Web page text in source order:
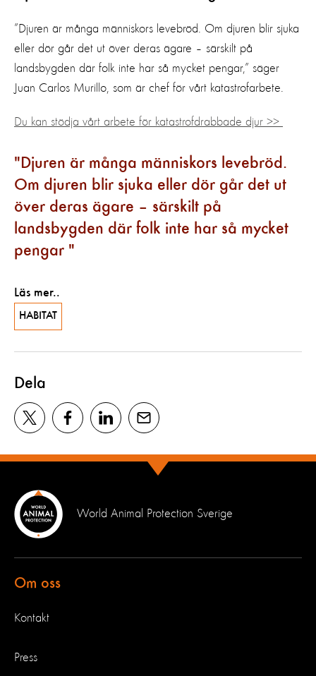
”Djuren är många människors levebröd. Om djuren blir sjuka
eller dör går det ut över deras ägare – särskilt på
landsbygden där folk inte har så mycket pengar,” säger
Juan Carlos Murillo, som är chef för vårt katastrofarbete.
Du kan stödja vårt arbete för katastrofdrabbade djur >>
Djuren är många människors levebröd.
Om djuren blir sjuka eller dör går det ut
över deras ägare – särskilt på
landsbygden där folk inte har så mycket
pengar
Läs mer..
HABITAT
Dela
World Animal Protection Sverige
Om oss
Kontakt
Press